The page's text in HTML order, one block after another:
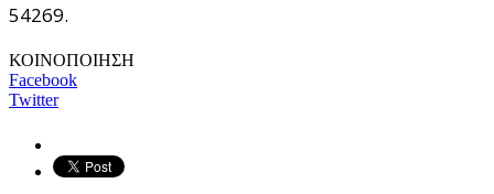
54269.
ΚΟΙΝΟΠΟΙΗΣΗ
Facebook
Twitter